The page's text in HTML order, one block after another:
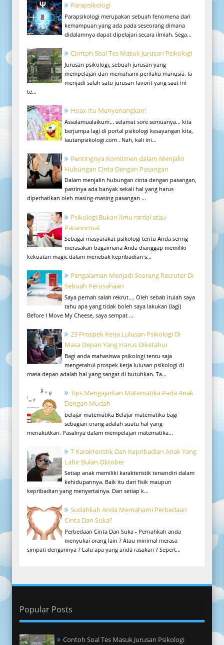
Parapsikologi
Parapsikologi merupakan sebuah fenomena dari
kemampuan yang ada pada seseorang dimana
didalamnya dapat dipelajari secara ilmiah. Sega...
Contoh Soal Tes Masuk Jurusan Psikologi
Jurusan psikologi, sebuah jurusan yang
mempelajari dan memahami perilaku manusia. Ia
menjadi salah satu jurusan favorit yang saat ini
te...
Hoax Itu Menyenangkan!
Assalamualaikum... selamat sore semuanya... kita
berjumpa lagi di portal psikologi kesayangan kita,
lautanpsikologi.com . Nah, kali ini...
Pentingnya Komitmen dalam Menjalin
Hubungan Cinta Dengan Pasangan
Dalam menjalin hubungan cinta dengan pasangan,
pastinya ada banyak sekali hal yang harus
diperhatikan oleh masing-masing pasangan ...
Psikologi Bukan Ilmu ramal atau
Paranormal
Sebagai masyarakat psikologi tentu Anda sering
merasakan bagaimana Anda dianggap memiliki
kekuatan magic dalam menebak kepribadian s...
Pengalaman Menjadi Seorang Recruter Di
Sebuah Perusahaan
Saya pernah salah rekrut.... Oleh sebab itulah saya
tahu apa yang tidak boleh saya lakukan (lagi)
Before I Move My Cheese, saya sempat ...
23 Prospek Kerja Lulusan Psikologi Di
Masa Depan Yang Harus Diketahui
Bagi anda mahasiswa psikologi tentu saja
mengetahui prospek kerja lulusan psikologi di
masa depan adalah hal yang sangat di butuhkan. Ta...
Tips Mengajarkan Matematika Pada Anak
Dengan Mudah
belajar matematika Belajar matematika bagi
sebagian orang adalah suatu hal yang
menakutkan. Pasalnya dalam mempelajari matematika...
7 Karakteristik Dan Kepribadian Anak Yang
Lahir Bulan Oktober
Setiap anak memiliki karakteristik tersendiri dalam
kehidupannya. Baik itu dari fisik maupun
kepribadian yang menyertainya. Dan setiap k...
Sudahkah Anda Memahami Perbedaan
Cinta Dan Suka?
Perbedaan Cinta Dan Suka - Pernahkah anda
menyukai orang lain ? Atau minimal merasa
simpati dengannya ? Lalu apa yang anda rasakan ? Sepert...
Popular Posts
Contoh Soal Tes Masuk Jurusan Psikologi